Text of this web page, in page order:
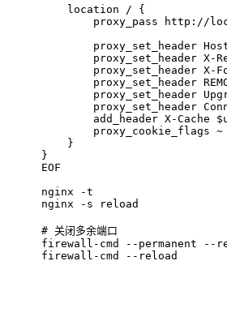
    location / {
proxy_pass http://
proxy_set_header
proxy_set_header X-
proxy_set_header X-
proxy_set_header
proxy_set_header
proxy_set_header
add_header X-Cache
proxy_cookie_flags ~
    }
}
EOF
nginx -t
nginx -s reload
# 关闭多余端口
firewall-cmd --permanent --
firewall-cmd --reload